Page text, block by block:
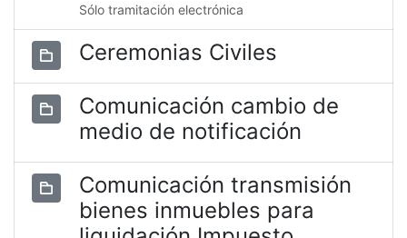
Sólo tramitación electrónica
Ceremonias Civiles
Comunicación cambio de
medio de notificación
Comunicación transmisión
bienes inmuebles para